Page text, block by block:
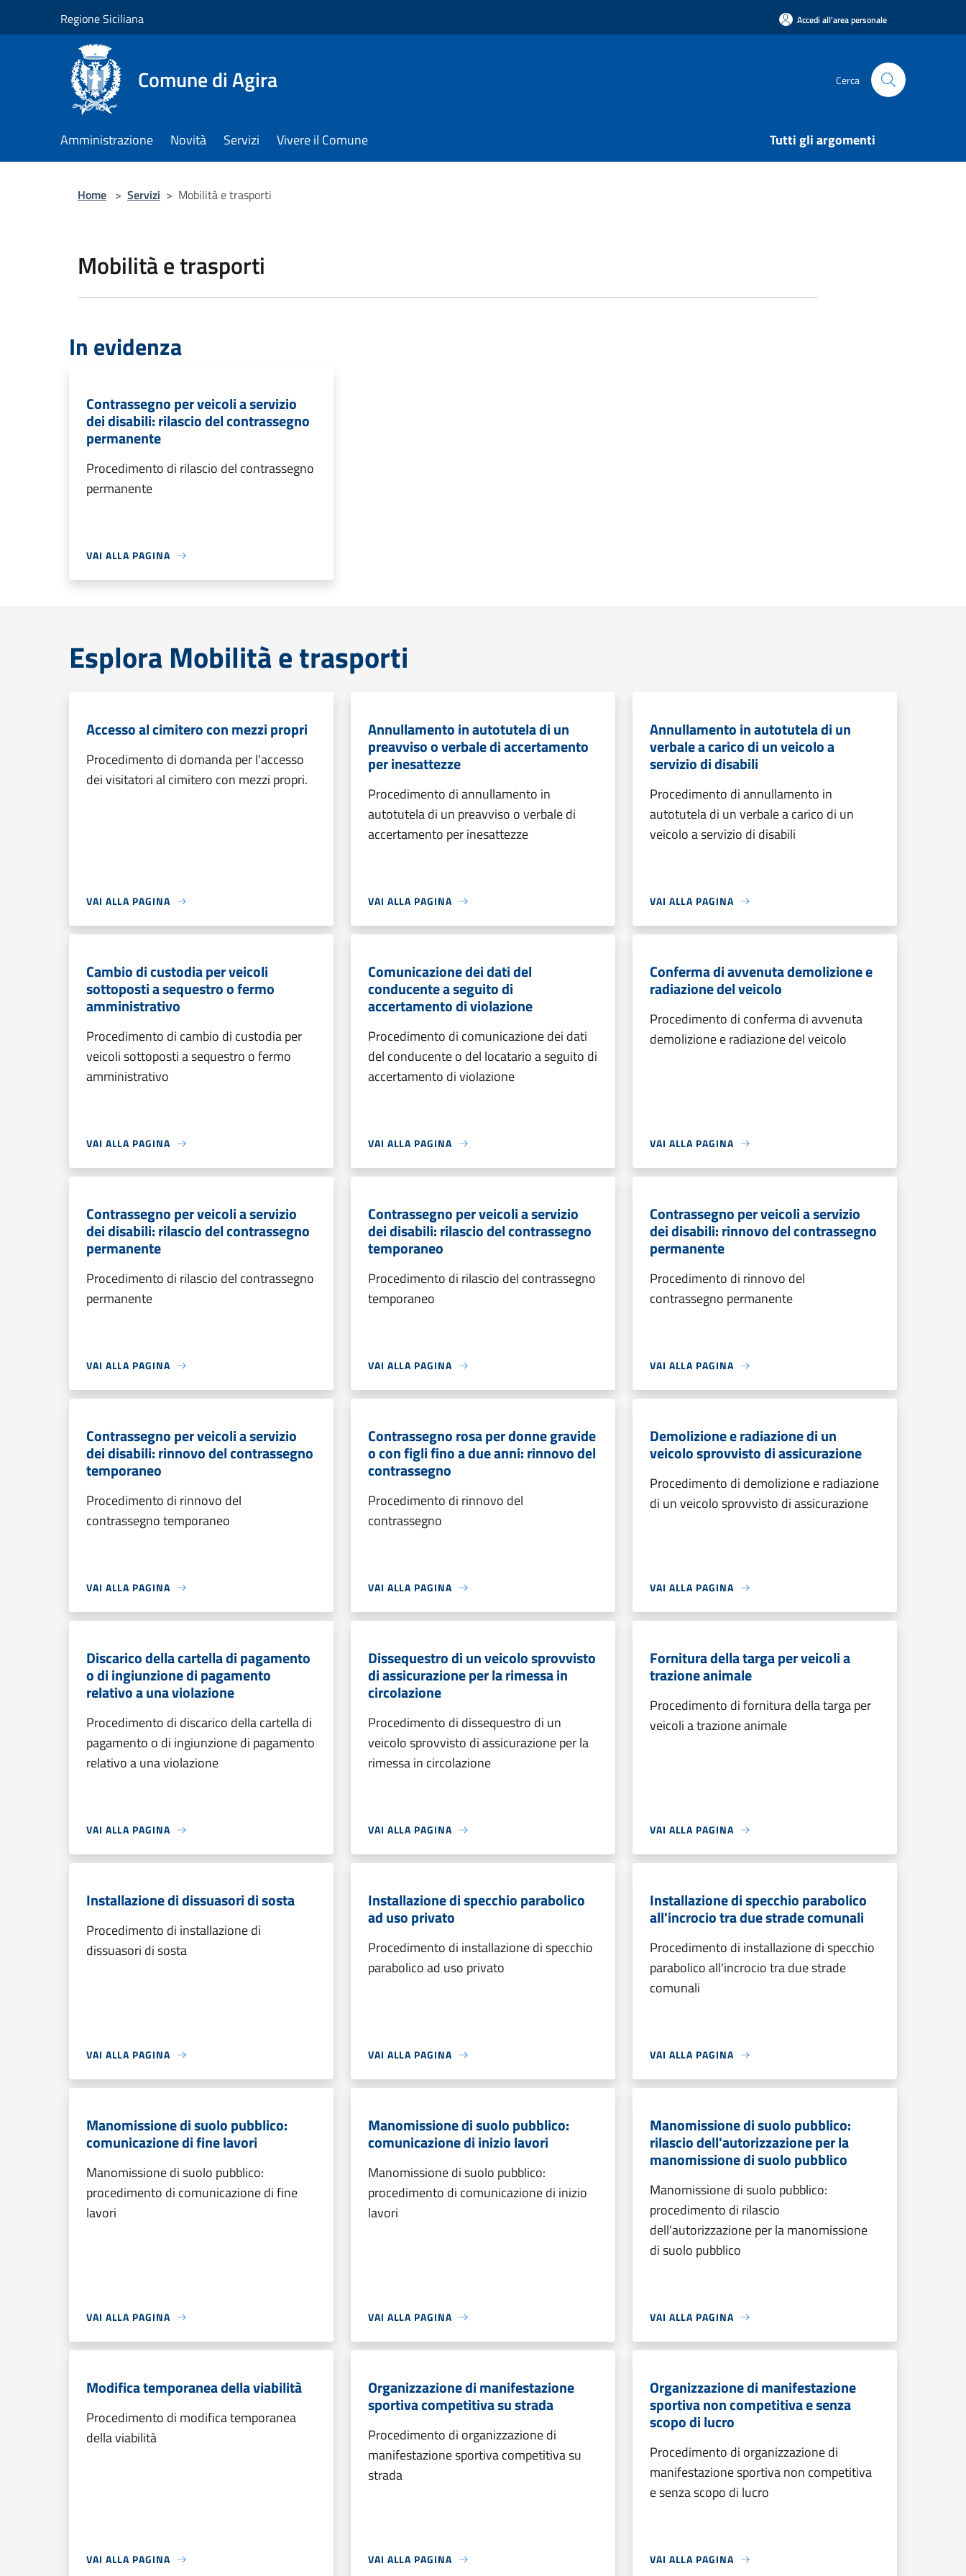
Regione Siciliana Accedi all'area personale
Comune di Agira Cerca
Amministrazione Novità Servizi Vivere il Comune Tutti gli argomenti
Home > Servizi > Mobilità e trasporti
Mobilità e trasporti
In evidenza
Contrassegno per veicoli a servizio
dei disabili: rilascio del contrassegno
permanente
Procedimento di rilascio del contrassegno
permanente
VAI ALLA PAGINA
Esplora Mobilità e trasporti
Accesso al cimitero con mezzi propri
Procedimento di domanda per l'accesso
dei visitatori al cimitero con mezzi propri.
VAI ALLA PAGINA
Annullamento in autotutela di un
preavviso o verbale di accertamento
per inesattezze
Procedimento di annullamento in
autotutela di un preavviso o verbale di
accertamento per inesattezze
VAI ALLA PAGINA
Annullamento in autotutela di un
verbale a carico di un veicolo a
servizio di disabili
Procedimento di annullamento in
autotutela di un verbale a carico di un
veicolo a servizio di disabili
VAI ALLA PAGINA
Cambio di custodia per veicoli
sottoposti a sequestro o fermo
amministrativo
Procedimento di cambio di custodia per
veicoli sottoposti a sequestro o fermo
amministrativo
VAI ALLA PAGINA
Comunicazione dei dati del
conducente a seguito di
accertamento di violazione
Procedimento di comunicazione dei dati
del conducente o del locatario a seguito di
accertamento di violazione
VAI ALLA PAGINA
Conferma di avvenuta demolizione e
radiazione del veicolo
Procedimento di conferma di avvenuta
demolizione e radiazione del veicolo
VAI ALLA PAGINA
Contrassegno per veicoli a servizio
dei disabili: rilascio del contrassegno
permanente
Procedimento di rilascio del contrassegno
permanente
VAI ALLA PAGINA
Contrassegno per veicoli a servizio
dei disabili: rilascio del contrassegno
temporaneo
Procedimento di rilascio del contrassegno
temporaneo
VAI ALLA PAGINA
Contrassegno per veicoli a servizio
dei disabili: rinnovo del contrassegno
permanente
Procedimento di rinnovo del
contrassegno permanente
VAI ALLA PAGINA
Contrassegno per veicoli a servizio
dei disabili: rinnovo del contrassegno
temporaneo
Procedimento di rinnovo del
contrassegno temporaneo
VAI ALLA PAGINA
Contrassegno rosa per donne gravide
o con figli fino a due anni: rinnovo del
contrassegno
Procedimento di rinnovo del
contrassegno
VAI ALLA PAGINA
Demolizione e radiazione di un
veicolo sprovvisto di assicurazione
Procedimento di demolizione e radiazione
di un veicolo sprovvisto di assicurazione
VAI ALLA PAGINA
Discarico della cartella di pagamento
o di ingiunzione di pagamento
relativo a una violazione
Procedimento di discarico della cartella di
pagamento o di ingiunzione di pagamento
relativo a una violazione
VAI ALLA PAGINA
Dissequestro di un veicolo sprovvisto
di assicurazione per la rimessa in
circolazione
Procedimento di dissequestro di un
veicolo sprovvisto di assicurazione per la
rimessa in circolazione
VAI ALLA PAGINA
Fornitura della targa per veicoli a
trazione animale
Procedimento di fornitura della targa per
veicoli a trazione animale
VAI ALLA PAGINA
Installazione di dissuasori di sosta
Procedimento di installazione di
dissuasori di sosta
VAI ALLA PAGINA
Installazione di specchio parabolico
ad uso privato
Procedimento di installazione di specchio
parabolico ad uso privato
VAI ALLA PAGINA
Installazione di specchio parabolico
all'incrocio tra due strade comunali
Procedimento di installazione di specchio
parabolico all'incrocio tra due strade
comunali
VAI ALLA PAGINA
Manomissione di suolo pubblico:
comunicazione di fine lavori
Manomissione di suolo pubblico:
procedimento di comunicazione di fine
lavori
VAI ALLA PAGINA
Manomissione di suolo pubblico:
comunicazione di inizio lavori
Manomissione di suolo pubblico:
procedimento di comunicazione di inizio
lavori
VAI ALLA PAGINA
Manomissione di suolo pubblico:
rilascio dell'autorizzazione per la
manomissione di suolo pubblico
Manomissione di suolo pubblico:
procedimento di rilascio
dell'autorizzazione per la manomissione
di suolo pubblico
VAI ALLA PAGINA
Modifica temporanea della viabilità
Procedimento di modifica temporanea
della viabilità
VAI ALLA PAGINA
Organizzazione di manifestazione
sportiva competitiva su strada
Procedimento di organizzazione di
manifestazione sportiva competitiva su
strada
VAI ALLA PAGINA
Organizzazione di manifestazione
sportiva non competitiva e senza
scopo di lucro
Procedimento di organizzazione di
manifestazione sportiva non competitiva
e senza scopo di lucro
VAI ALLA PAGINA